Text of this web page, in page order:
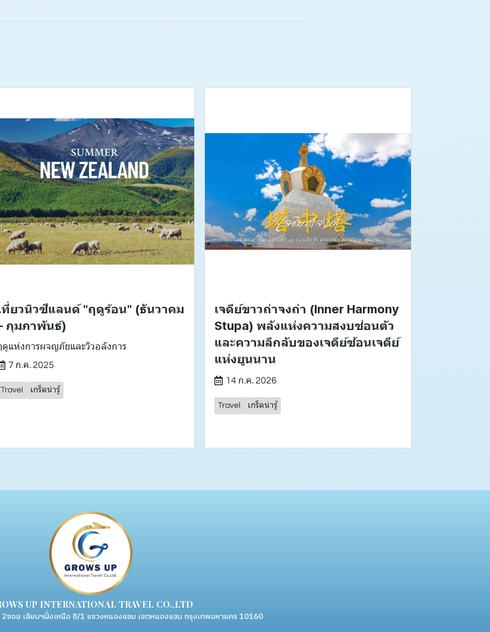
ที่ยวนิวซีแลนด์ "ฤดูร้อน" (ธันวาคม
กุมภาพันธ์)
ดูแห่งการผจญภัยและวิวอลังการ
7 ก.ค. 2025
Travel เกร็ดน่ารู้
เจดีย์ขาวถ่าจงถ่า (Inner Harmony
Stupa) พลังแห่งความสงบซ่อนตัว
และความลึกลับของเจดีย์ซ้อนเจดีย์
แห่งยูนนาน
14 ก.ค. 2026
Travel เกร็ดน่ารู้
UP INTERNATIONAL TRAVEL CO.,LTD
อย เลียบฯฝั่งเหนือ 8/1 แขวงหนองแขม เขตหนองแขม กรุงเทพมหานคร 10160